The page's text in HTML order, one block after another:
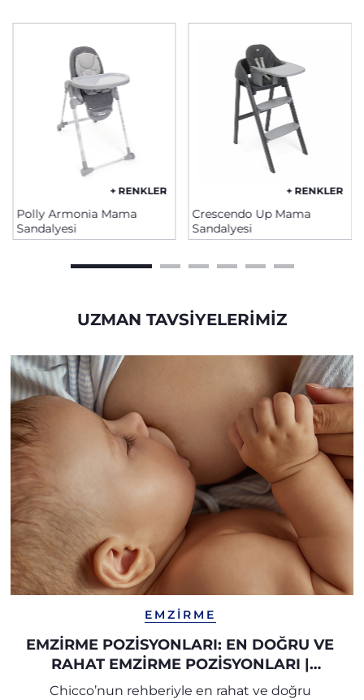
+ RENKLER
Polly Armonia Mama
Sandalyesi
+ RENKLER
Crescendo Up Mama
Sandalyesi
UZMAN TAVSIYELERIMIZ
EMZIRME
EMZIRME POZISYONLARI: EN DOĞRU VE
RAHAT EMZIRME POZISYONLARI |
CHICCO
Chicco’nun rehberiyle en rahat ve doğru